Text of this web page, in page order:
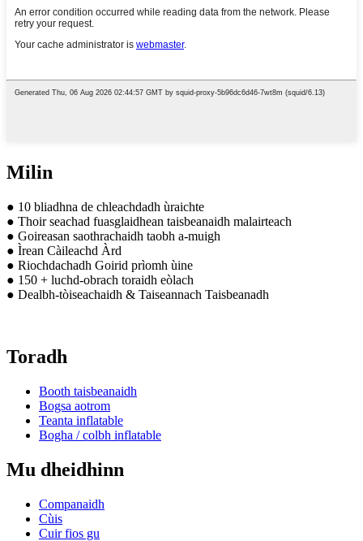
Milin
● 10 bliadhna de chleachdadh ùraichte
● Thoir seachad fuasglaidhean taisbeanaidh malairteach
● Goireasan saothrachaidh taobh a-muigh
● Ìrean Càileachd Àrd
● Riochdachadh Goirid prìomh ùine
● 150 + luchd-obrach toraidh eòlach
● Dealbh-tòiseachaidh & Taiseannach Taisbeanadh
Toradh
Booth taisbeanaidh
Bogsa aotrom
Teanta inflatable
Bogha / colbh inflatable
Mu dheidhinn
Companaidh
Cùis
Cuir fios gu